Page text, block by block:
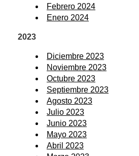
Febrero 2024
Enero 2024
2023
Diciembre 2023
Noviembre 2023
Octubre 2023
Septiembre 2023
Agosto 2023
Julio 2023
Junio 2023
Mayo 2023
Abril 2023